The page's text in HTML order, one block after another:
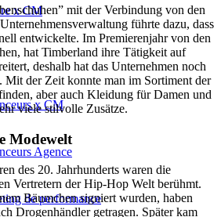
x CM
x CM
Agence
de performance
mit der Verbindung von den
führte dazu, dass
entwickelte. Im Premierenjahr von den
hat Timberland ihre Tätigkeit auf
deshalb hat das Unternehmen noch
Mit der Zeit konnte man im Sortiment der
aber auch Kleidung für Damen und
viele stilvolle Zusätze.
Modewelt
des 20. Jahrhunderts waren die
Vertretern der Hip-Hop Welt berühmt.
Bäumchen signiert wurden, haben
Drogenhändler getragen. Später kam